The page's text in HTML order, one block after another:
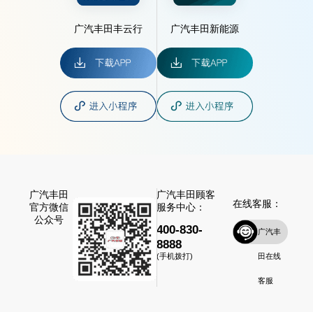
广汽丰田丰云行 广汽丰田新能源
广汽丰田
官方微信
公众号
广汽丰田顾客
服务中心：
400-830-
8888
(手机拨打)
在线客服：
广汽丰
田在线
客服